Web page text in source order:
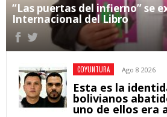
“Las puertas del infierno” se
Internacional del Libro
COYUNTURA Ago 8 2026
Esta es la
bolivianos
uno de ellos era